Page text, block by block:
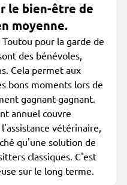
le bien-être de
moyenne.
pour la garde de
des bénévoles,
Cela permet aux
bons moments lors de
gagnant-gagnant.
annuel couvre
vétérinaire,
qu'une solution de
classiques. C'est
sur le long terme.